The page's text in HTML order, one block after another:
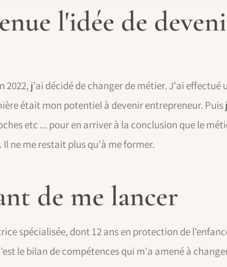
l'idée de
2022, j'ai décidé de changer de métier. J'ai
était mon potentiel à devenir entrepreneur.
etc ... pour en arriver à la conclusion que le
ne me restait plus qu'à me former.
de me lancer
spécialisée, dont 12 ans en protection de
le bilan de compétences qui m'a amené à